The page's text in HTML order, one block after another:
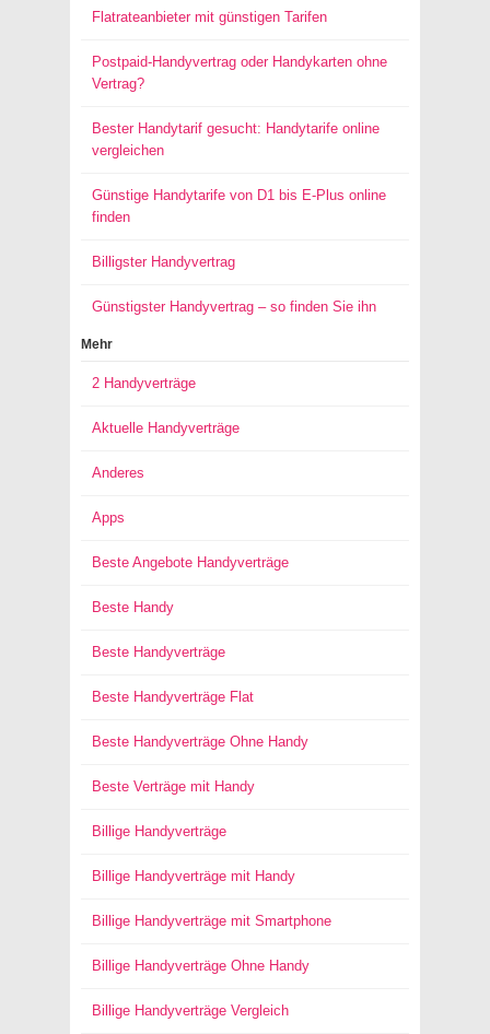
Flatrateanbieter mit günstigen Tarifen
Postpaid-Handyvertrag oder Handykarten ohne
Vertrag?
Bester Handytarif gesucht: Handytarife online
vergleichen
Günstige Handytarife von D1 bis E-Plus online
finden
Billigster Handyvertrag
Günstigster Handyvertrag – so finden Sie ihn
Mehr
2 Handyverträge
Aktuelle Handyverträge
Anderes
Apps
Beste Angebote Handyverträge
Beste Handy
Beste Handyverträge
Beste Handyverträge Flat
Beste Handyverträge Ohne Handy
Beste Verträge mit Handy
Billige Handyverträge
Billige Handyverträge mit Handy
Billige Handyverträge mit Smartphone
Billige Handyverträge Ohne Handy
Billige Handyverträge Vergleich